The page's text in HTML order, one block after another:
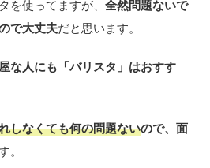
を使ってますが、 全然問題ないで
で大丈夫だと思います。
な人にも「バリスタ」はおすす
しなくても何の問題ないので、面
。